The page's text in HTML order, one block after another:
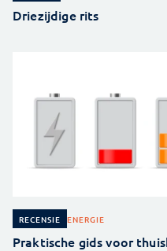
Driezijdige rits
RECENSIE ENERGIE
Praktische gids voor